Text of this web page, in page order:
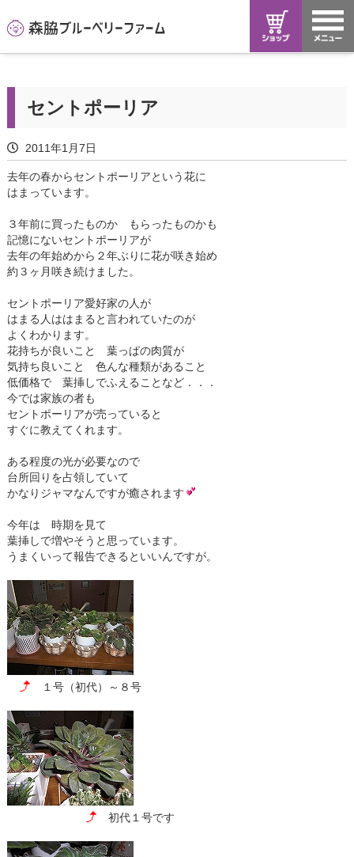
セントポーリア
2011年1月7日
去年の春からセントポーリアという花に
はまっています。
３年前に買ったものか もらったものかも
記憶にないセントポーリアが
去年の年始めから２年ぶりに花が咲き始め
約３ヶ月咲き続けました。
セントポーリア愛好家の人が
はまる人ははまると言われていたのが
よくわかります。
花持ちが良いこと 葉っぱの肉質が
気持ち良いこと 色んな種類があること
低価格で 葉挿しでふえることなど．．．
今では家族の者も
セントポーリアが売っていると
すぐに教えてくれます。
ある程度の光が必要なので
台所回りを占領していて
かなりジャマなんですが癒されます
今年は 時期を見て
葉挿しで増やそうと思っています。
うまくいって報告できるといいんですが。
１号（初代）～８号
初代１号です